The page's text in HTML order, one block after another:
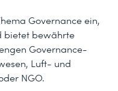
Governance ein,
bietet bewährte
Governance-
Luft- und
NGO.